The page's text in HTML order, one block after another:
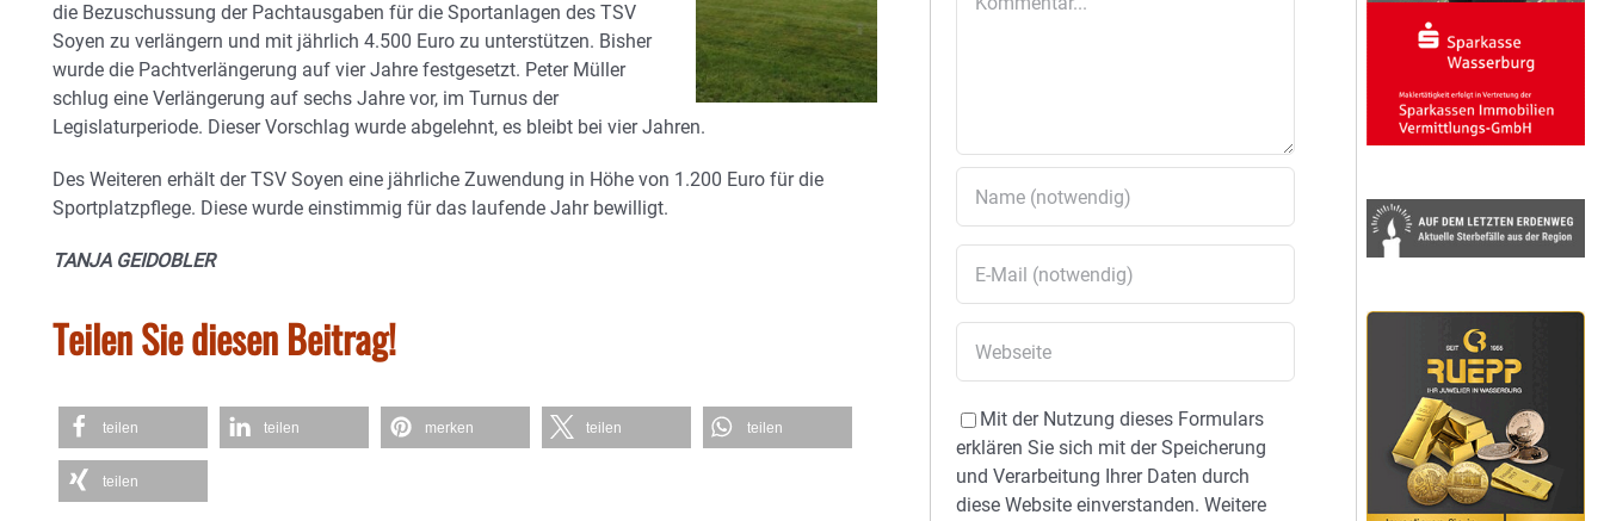
die Bezuschussung der Pachtausgaben für die Sportanlagen des TSV
Soyen zu verlängern und mit jährlich 4.500 Euro zu unterstützen. Bisher
wurde die Pachtverlängerung auf vier Jahre festgesetzt. Peter Müller
schlug eine Verlängerung auf sechs Jahre vor, im Turnus der
Legislaturperiode. Dieser Vorschlag wurde abgelehnt, es bleibt bei vier Jahren.
Des Weiteren erhält der TSV Soyen eine jährliche Zuwendung in Höhe von 1.200 Euro für die
Sportplatzpflege. Diese wurde einstimmig für das laufende Jahr bewilligt.
TANJA GEIDOBLER
Teilen Sie diesen Beitrag!
teilen teilen merken teilen teilen
teilen
Mit der Nutzung dieses Formulars
erklären Sie sich mit der Speicherung
und Verarbeitung Ihrer Daten durch
diese Website einverstanden. Weitere